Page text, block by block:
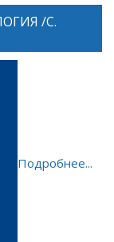
/С.
Подробнее...